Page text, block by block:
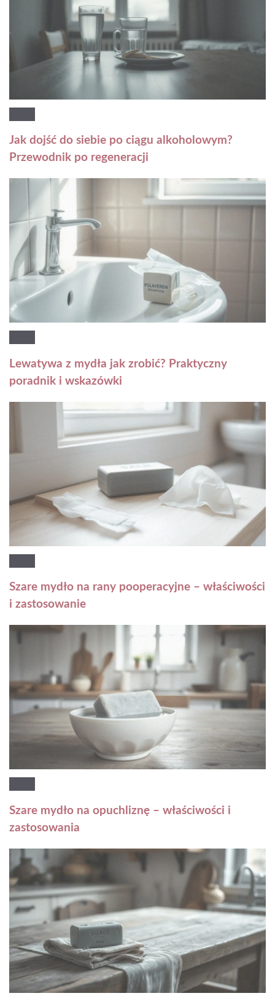
Jak dojść do siebie po ciągu alkoholowym?
Przewodnik po regeneracji
Lewatywa z mydła jak zrobić? Praktyczny
poradnik i wskazówki
Szare mydło na rany pooperacyjne – właściwości
i zastosowanie
Szare mydło na opuchliznę – właściwości i
zastosowania